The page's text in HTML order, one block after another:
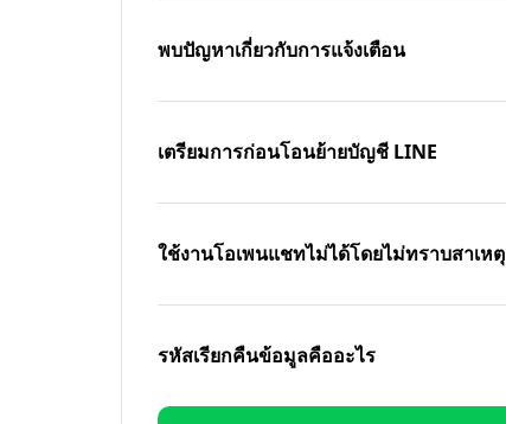
พบปัญหาเกี่ยวกับการแจ้งเตือน
เตรียมการก่อนโอนย้ายบัญชี LINE
ใช้งานโอเพนแชทไม่ได้โดยไม่ทราบสาเหตุ
รหัสเรียกคืนข้อมูลคืออะไร